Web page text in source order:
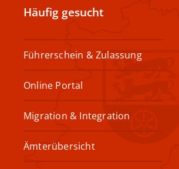
Häufig gesucht
Führerschein & Zulassung
Online Portal
Migration & Integration
Ämterübersicht